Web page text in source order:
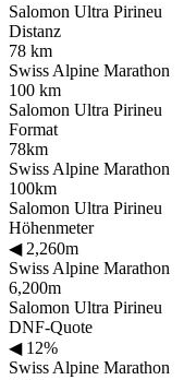
Salomon Ultra Pirineu
Distanz
78 km
Swiss Alpine Marathon
100 km
Salomon Ultra Pirineu
Format
78km
Swiss Alpine Marathon
100km
Salomon Ultra Pirineu
Höhenmeter
◀2,260m
Swiss Alpine Marathon
6,200m
Salomon Ultra Pirineu
DNF-Quote
◀12%
Swiss Alpine Marathon